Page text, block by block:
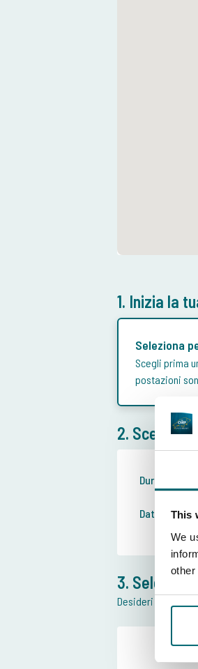
This
We
other
1. Inizia la
Seleziona
Scegli prima
postazioni
2. Scegli la
Durata del
Data di
3.
Desideri maggiori